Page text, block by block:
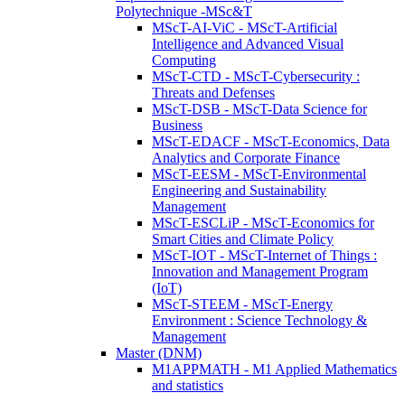
Polytechnique -MSc&T
MScT-AI-ViC - MScT-Artificial
Intelligence and Advanced Visual
Computing
MScT-CTD - MScT-Cybersecurity :
Threats and Defenses
MScT-DSB - MScT-Data Science for
Business
MScT-EDACF - MScT-Economics, Data
Analytics and Corporate Finance
MScT-EESM - MScT-Environmental
Engineering and Sustainability
Management
MScT-ESCLiP - MScT-Economics for
Smart Cities and Climate Policy
MScT-IOT - MScT-Internet of Things :
Innovation and Management Program
(IoT)
MScT-STEEM - MScT-Energy
Environment : Science Technology &
Management
Master (DNM)
M1APPMATH - M1 Applied Mathematics
and statistics